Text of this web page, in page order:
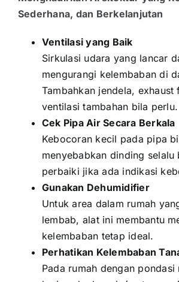
Sederhana, dan Berkelanjutan
Ventilasi yang Baik
Sirkulasi udara yang lancar
mengurangi kelembaban di
Tambahkan jendela, exhaust
ventilasi tambahan bila perlu.
Cek Pipa Air Secara Berkala
Kebocoran kecil pada pipa
menyebabkan dinding selalu
perbaiki jika ada indikasi
Gunakan Dehumidifier
Untuk area dalam rumah
lembab, alat ini membantu
kelembaban tetap ideal.
Perhatikan Kelembaban
Pada rumah dengan pondasi